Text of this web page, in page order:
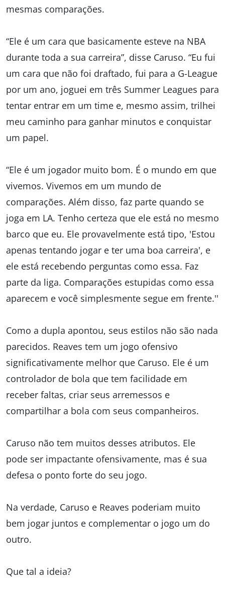
mesmas comparações.
“Ele é um cara que basicamente esteve na NBA
durante toda a sua carreira”, disse Caruso. “Eu fui
um cara que não foi draftado, fui para a G-League
por um ano, joguei em três Summer Leagues para
tentar entrar em um time e, mesmo assim, trilhei
meu caminho para ganhar minutos e conquistar
um papel.
“Ele é um jogador muito bom. É o mundo em que
vivemos. Vivemos em um mundo de
comparações. Além disso, faz parte quando se
joga em LA. Tenho certeza que ele está no mesmo
barco que eu. Ele provavelmente está tipo, 'Estou
apenas tentando jogar e ter uma boa carreira', e
ele está recebendo perguntas como essa. Faz
parte da liga. Comparações estupidas como essa
aparecem e você simplesmente segue em frente.''
Como a dupla apontou, seus estilos não são nada
parecidos. Reaves tem um jogo ofensivo
significativamente melhor que Caruso. Ele é um
controlador de bola que tem facilidade em
receber faltas, criar seus arremessos e
compartilhar a bola com seus companheiros.
Caruso não tem muitos desses atributos. Ele
pode ser impactante ofensivamente, mas é sua
defesa o ponto forte do seu jogo.
Na verdade, Caruso e Reaves poderiam muito
bem jogar juntos e complementar o jogo um do
outro.
Que tal a ideia?